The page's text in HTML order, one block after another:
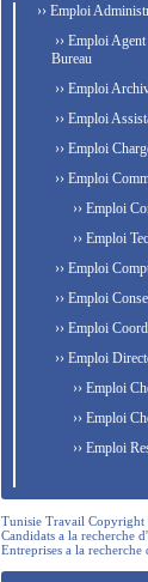
›› Emploi
›› Emploi
Bureau
›› Emploi
›› Emploi
›› Emploi
›› Emploi
›› Emploi
›› Emploi
›› Emploi
›› Emploi
›› Emploi
›› Emploi
›› Emploi
›› Emploi
›› Emploi
Tunisie Travail
Candidats a la recherche
Entreprises a la